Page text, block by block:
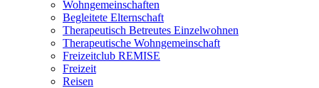
Wohngemeinschaften
Begleitete Elternschaft
Therapeutisch Betreutes Einzelwohnen
Therapeutische Wohngemeinschaft
Freizeitclub REMISE
Freizeit
Reisen